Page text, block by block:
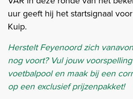
uur geeft hij het startsignaal
Kuip.
Herstelt Feyenoord zich
nog voort? Vul jouw
voetbalpool en maak bij een
op een exclusief prijzenpakket!